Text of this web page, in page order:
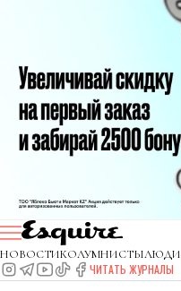
НОВОСТИКОЛУМНИСТЫЛЮДИ
ЧИТАТЬ ЖУРНАЛЫ